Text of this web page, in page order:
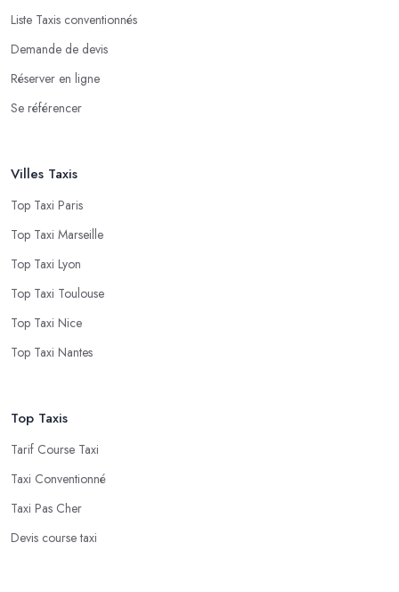
Liste Taxis conventionnés
Demande de devis
Réserver en ligne
Se référencer
Villes Taxis
Top Taxi Paris
Top Taxi Marseille
Top Taxi Lyon
Top Taxi Toulouse
Top Taxi Nice
Top Taxi Nantes
Top Taxis
Tarif Course Taxi
Taxi Conventionné
Taxi Pas Cher
Devis course taxi